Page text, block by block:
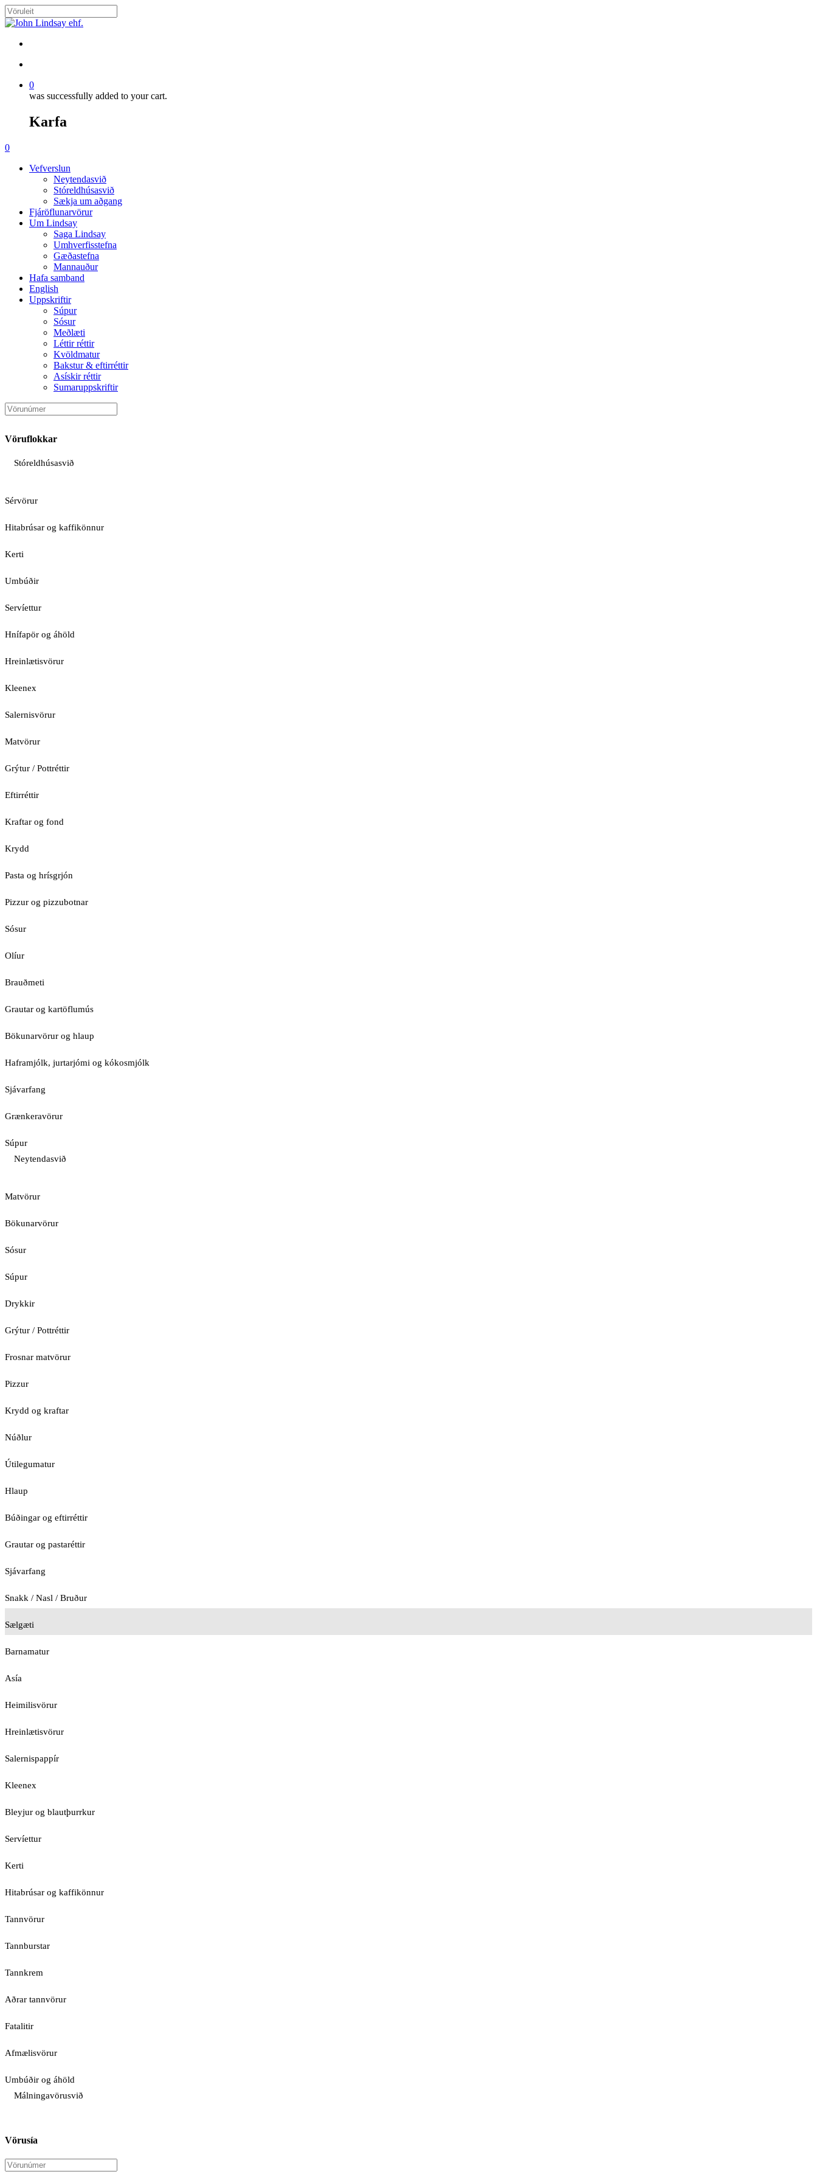
Skip
to
content
Close
0
was successfully added to your cart.
Karfa
Menu
search
account
0
Vefverslun
Neytendasvið
Stóreldhúsasvið
Sækja um aðgang
Fjáröflunarvörur
Um Lindsay
Saga Lindsay
Umhverfisstefna
Gæðastefna
Mannauður
Hafa samband
English
Uppskriftir
Súpur
Sósur
Meðlæti
Léttir réttir
Kvöldmatur
Bakstur & eftirréttir
Asískir réttir
Sumaruppskriftir
Vöruflokkar
Stóreldhúsasvið
Sérvörur
Hitabrúsar og kaffikönnur
Kerti
Umbúðir
Servíettur
Hnífapör og áhöld
Hreinlætisvörur
Kleenex
Salernisvörur
Matvörur
Grýtur / Pottréttir
Eftirréttir
Kraftar og fond
Krydd
Pasta og hrísgrjón
Pizzur og pizzubotnar
Sósur
Olíur
Brauðmeti
Grautar og kartöflumús
Bökunarvörur og hlaup
Haframjólk, jurtarjómi og kókosmjólk
Sjávarfang
Grænkeravörur
Súpur
Neytendasvið
Matvörur
Bökunarvörur
Sósur
Súpur
Drykkir
Grýtur / Pottréttir
Frosnar matvörur
Pizzur
Krydd og kraftar
Núðlur
Útilegumatur
Hlaup
Búðingar og eftirréttir
Grautar og pastaréttir
Sjávarfang
Snakk / Nasl / Bruður
Sælgæti
Barnamatur
Asía
Heimilisvörur
Hreinlætisvörur
Salernispappír
Kleenex
Bleyjur og blautþurrkur
Servíettur
Kerti
Hitabrúsar og kaffikönnur
Tannvörur
Tannburstar
Tannkrem
Aðrar tannvörur
Fatalitir
Afmælisvörur
Umbúðir og áhöld
Málningavörusvið
Vörusía